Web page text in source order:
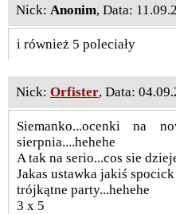
Nick: Anonim, Data:
i również 5 poleciały
Nick: Orfister, Data:
Siemanko...ocenki na
sierpnia....hehehe
A tak na serio...cos sie
Jakas ustawka jakiś
trójkątne party...hehehe
3 x 5